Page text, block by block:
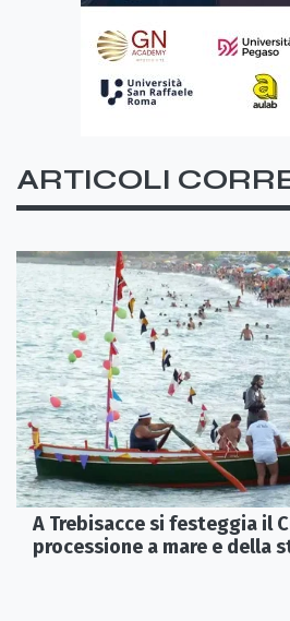
ARTICOLI
A Trebisacce si festeggia il
processione a mare e della